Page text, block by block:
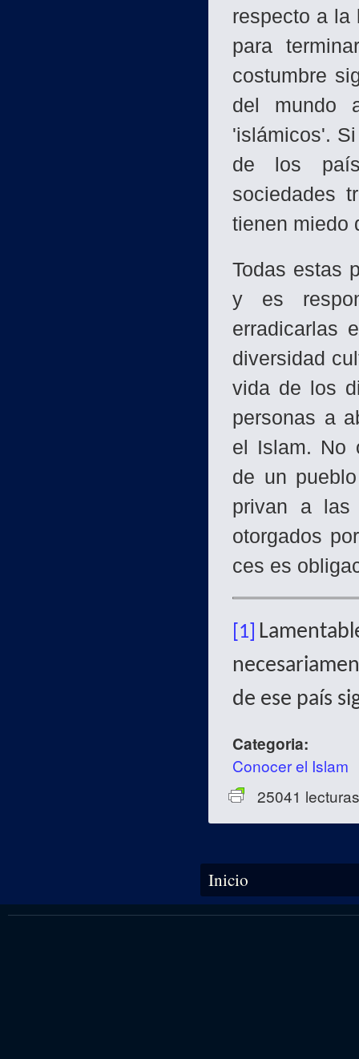
respecto a la
para
costumbre
del mundo
'islámicos'.
de los
sociedades
tienen miedo
Todas estas
y es
erradicarlas
diversidad
vida de los
personas a
el Islam. No
de un
privan a las
otorgados
ces es
[1]
de ese país
Categoria:
Conocer el Islam
25041 lecturas
Se encuentra usted aquí
Inicio